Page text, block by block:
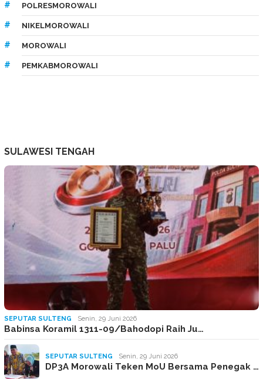
POLRESMOROWALI
NIKELMOROWALI
MOROWALI
PEMKABMOROWALI
SULAWESI TENGAH
SEPUTAR SULTENG Senin, 29 Juni 2026
Babinsa Koramil 1311-09/Bahodopi Raih Ju…
SEPUTAR SULTENG Senin, 29 Juni 2026
DP3A Morowali Teken MoU Bersama Penegak …